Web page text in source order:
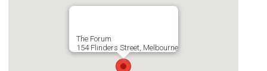
The Forum
154 Flinders Street, Melbourne